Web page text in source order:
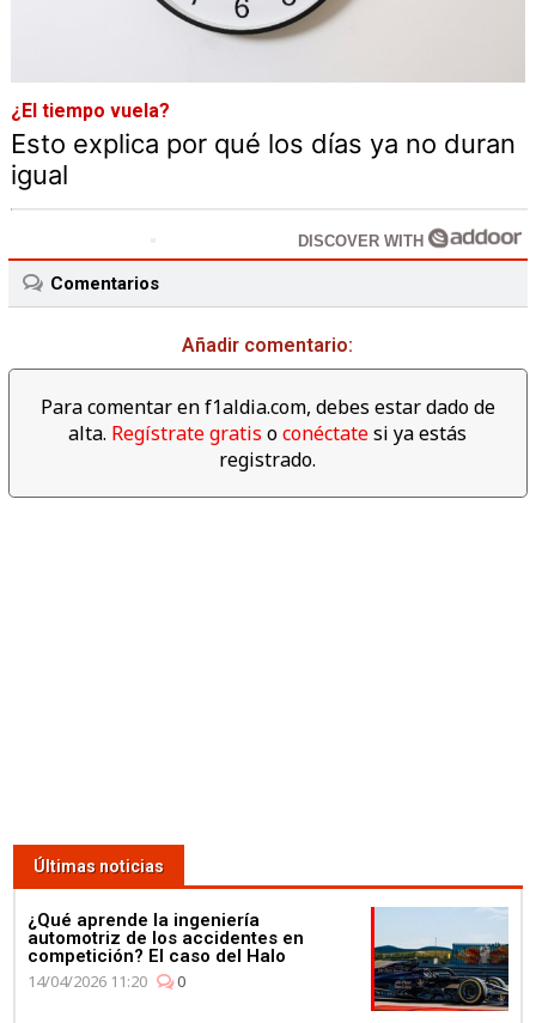
¿El tiempo vuela?
Esto explica por qué los días ya no duran
igual
DISCOVER WITH
Comentarios
Añadir comentario:
Para comentar en f1aldia.com, debes estar dado de
alta. Regístrate gratis oconéctatesi ya estás
registrado.
Últimas noticias
¿Qué aprende la ingeniería
automotriz de los accidentes en
competición? El caso del Halo
14/04/2026 11:20
0